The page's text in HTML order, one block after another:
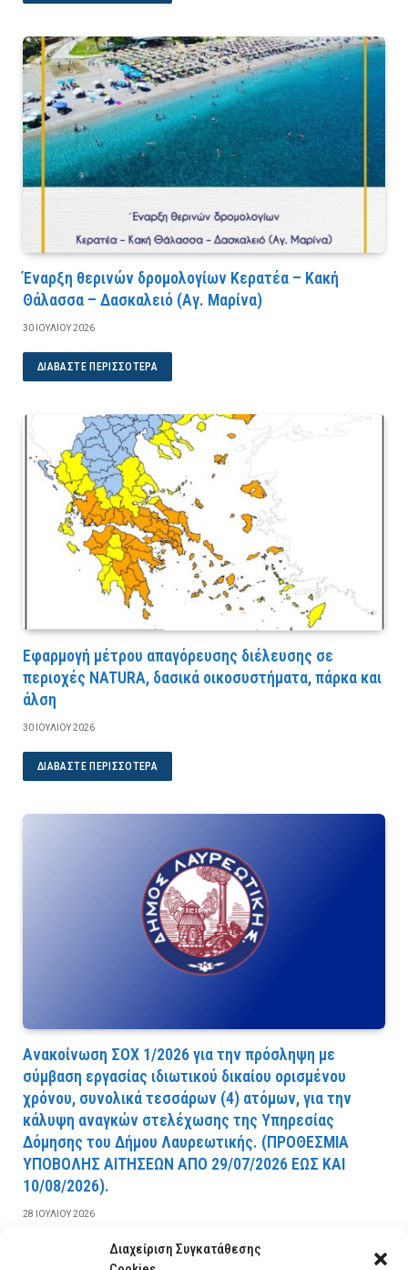
Διαχείριση Συγκατάθεσης
Έναρξη θερινών δρομολογίων Κερατέα – Κακή
Θάλασσα – Δασκαλειό (Αγ. Μαρίνα)
30 ΙΟΥΛΊΟΥ 2026
ΔΙΑΒΆΣΤΕ ΠΕΡΙΣΣΌΤΕΡΑ
Εφαρμογή μέτρου απαγόρευσης διέλευσης σε
περιοχές NATURA, δασικά οικοσυστήματα, πάρκα και
άλση
30 ΙΟΥΛΊΟΥ 2026
ΔΙΑΒΆΣΤΕ ΠΕΡΙΣΣΌΤΕΡΑ
Ανακοίνωση ΣΟΧ 1/2026 για την πρόσληψη με
σύμβαση εργασίας ιδιωτικού δικαίου ορισμένου
χρόνου, συνολικά τεσσάρων (4) ατόμων, για την
κάλυψη αναγκών στελέχωσης της Υπηρεσίας
Δόμησης του Δήμου Λαυρεωτικής. (ΠPOΘEΣMIA
YΠOBOΛHΣ AITHΣEΩN AΠO 29/07/2026 EΩΣ KAI
10/08/2026).
28 ΙΟΥΛΊΟΥ 2026
ΔΙΑΒΆΣΤΕ ΠΕΡΙΣΣΌΤΕΡΑ